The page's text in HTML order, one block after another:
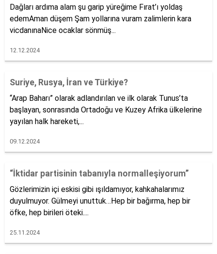
Dağları ardıma alam şu garip yüreğime Fırat’ı yoldaş
edemAman düşem Şam yollarına vuram zalimlerin kara
vicdanınaNice ocaklar sönmüş...
12.12.2024
Suriye, Rusya, İran ve Türkiye?
“Arap Baharı” olarak adlandırılan ve ilk olarak Tunus’ta
başlayan, sonrasında Ortadoğu ve Kuzey Afrika ülkelerine
yayılan halk hareketi,...
09.12.2024
“İktidar partisinin tabanıyla normalleşiyorum”
Gözlerimizin içi eskisi gibi ışıldamıyor, kahkahalarımız
duyulmuyor. Gülmeyi unuttuk…Hep bir bağırma, hep bir
öfke, hep birileri öteki....
25.11.2024